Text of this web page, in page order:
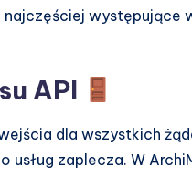
występujące
API
dla wszystkich
usług zaplecza. W